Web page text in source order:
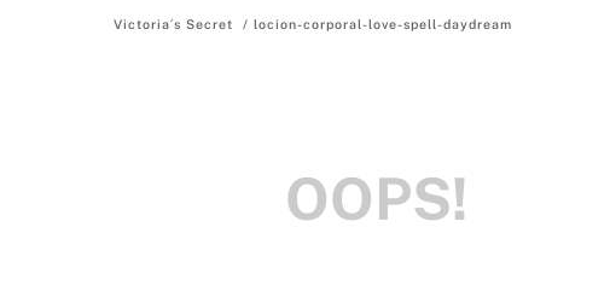
locion-corporal-love-spell-daydream
OOPS!